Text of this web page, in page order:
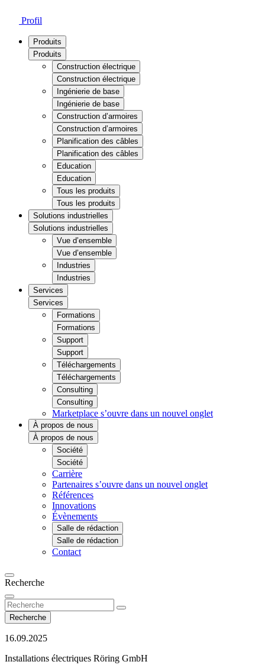
Profil
Produits
Produits
Construction électrique
Construction électrique
Ingénierie de base
Ingénierie de base
Construction d’armoires
Construction d’armoires
Planification des câbles
Planification des câbles
Education
Education
Tous les produits
Tous les produits
Solutions industrielles
Solutions industrielles
Vue d’ensemble
Vue d’ensemble
Industries
Industries
Services
Services
Formations
Formations
Support
Support
Téléchargements
Téléchargements
Consulting
Consulting
Marketplace s’ouvre dans un nouvel onglet
À propos de nous
À propos de nous
Société
Société
Carrière
Partenaires s’ouvre dans un nouvel onglet
Références
Innovations
Évènements
Salle de rédaction
Salle de rédaction
Contact
Recherche
Recherche
16.09.2025
Installations électriques Röring GmbH